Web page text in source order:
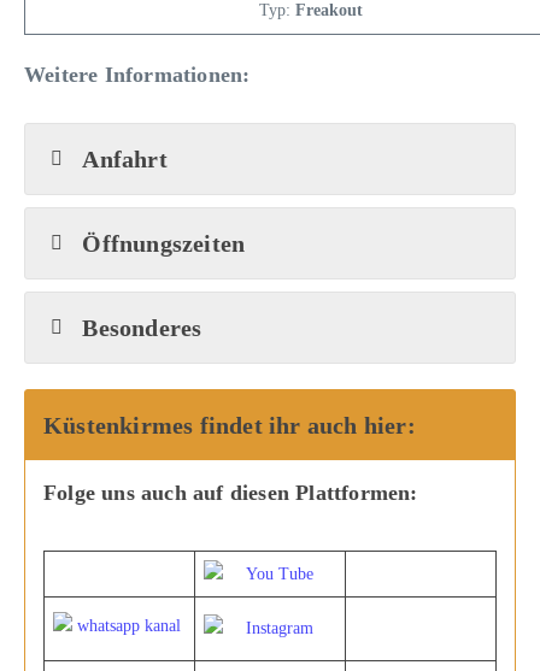
Typ: Freakout
Weitere Informationen:
Anfahrt
Öffnungszeiten
Besonderes
Küstenkirmes findet ihr auch hier:
Folge uns auch auf diesen Plattformen: